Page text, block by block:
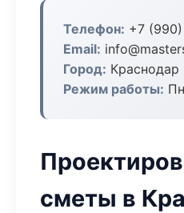
Телефон: +7
Email:
Город: Краснодар
Режим работы:
сметы в